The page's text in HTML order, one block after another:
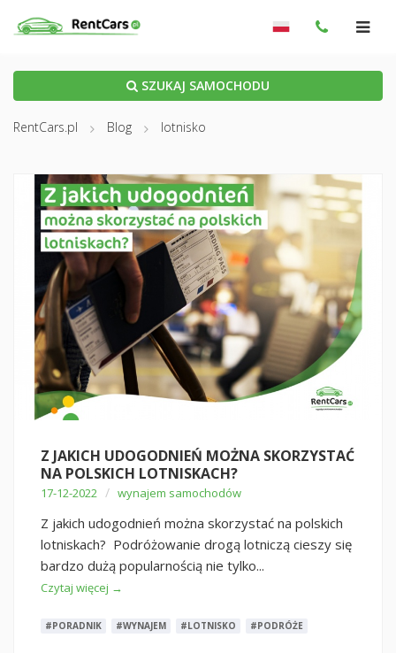
SZUKAJ SAMOCHODU
RentCars.pl Blog lotnisko
Z JAKICH UDOGODNIEŃ MOŻNA SKORZYSTAĆ
NA POLSKICH LOTNISKACH?
17-12-2022 / wynajem samochodów
Z jakich udogodnień można skorzystać na polskich
lotniskach? Podróżowanie drogą lotniczą cieszy się
bardzo dużą popularnością nie tylko...
Czytaj więcej →
#PORADNIK #WYNAJEM #LOTNISKO #PODRÓŻE